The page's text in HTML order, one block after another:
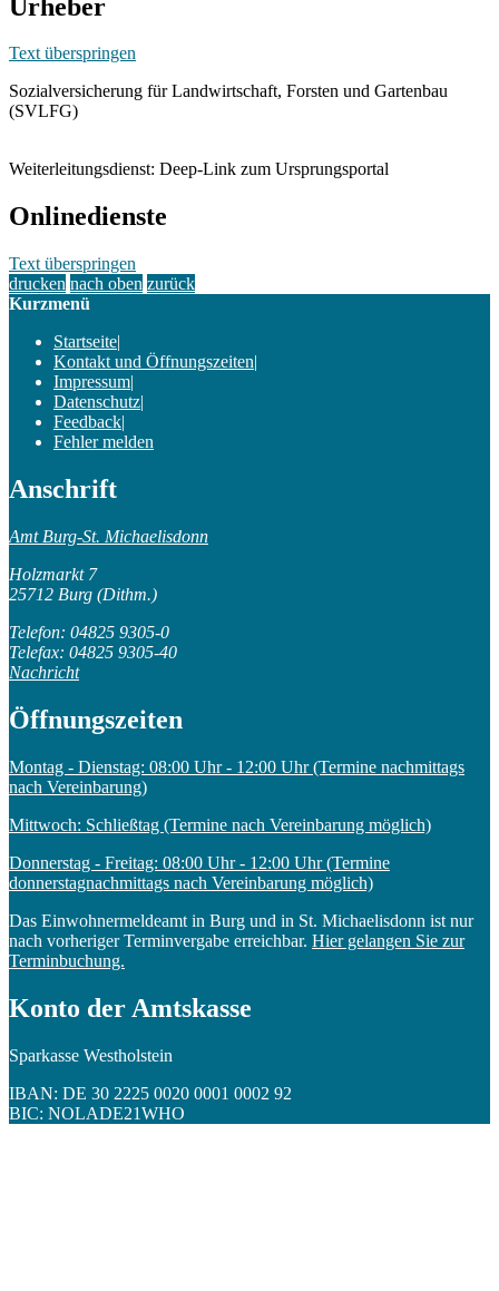
Urheber
Text überspringen
Sozialversicherung für Landwirtschaft, Forsten und Gartenbau
(SVLFG)
Weiterleitungsdienst: Deep-Link zum Ursprungsportal
Onlinedienste
Text überspringen
drucken nach oben zurück
Kurzmenü
Startseite|
Kontakt und Öffnungszeiten|
Impressum|
Datenschutz|
Feedback|
Fehler melden
Anschrift
Amt Burg-St. Michaelisdonn
Holzmarkt 7
25712 Burg (Dithm.)
Telefon: 04825 9305-0
Telefax: 04825 9305-40
Nachricht
Öffnungszeiten
Montag - Dienstag: 08:00 Uhr - 12:00 Uhr (Termine nachmittags
nach Vereinbarung)
Mittwoch: Schließtag (Termine nach Vereinbarung möglich)
Donnerstag - Freitag: 08:00 Uhr - 12:00 Uhr (Termine
donnerstagnachmittags nach Vereinbarung möglich)
Das Einwohnermeldeamt in Burg und in St. Michaelisdonn ist nur
nach vorheriger Terminvergabe erreichbar. Hier gelangen Sie zur
Terminbuchung.
Konto der Amtskasse
Sparkasse Westholstein
IBAN: DE 30 2225 0020 0001 0002 92
BIC: NOLADE21WHO